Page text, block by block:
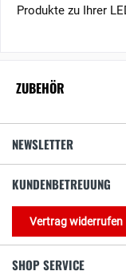
Produkte zu Ihrer
ZUBEHÖR
NEWSLETTER
KUNDENBETREUUNG
Vertrag widerrufen
SHOP SERVICE